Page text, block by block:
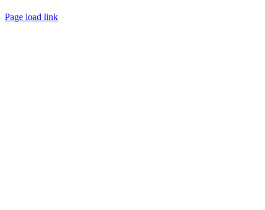
Page load link